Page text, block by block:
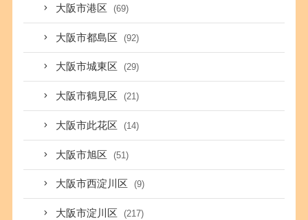
大阪市港区 (69)
大阪市都島区 (92)
大阪市城東区 (29)
大阪市鶴見区 (21)
大阪市此花区 (14)
大阪市旭区 (51)
大阪市西淀川区 (9)
大阪市淀川区 (217)